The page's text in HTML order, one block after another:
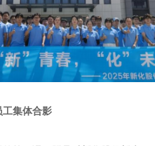
工集体合影